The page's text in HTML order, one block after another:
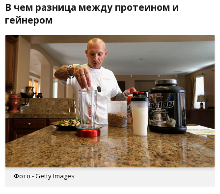
В чем разница между протеином и
гейнером
Фото - Getty Images